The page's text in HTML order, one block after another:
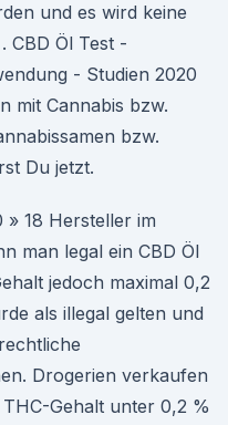
und es wird keine
CBD Öl Test -
- Studien 2020
mit Cannabis bzw.
bzw.
Du jetzt.
» 18 Hersteller im
man legal ein CBD Öl
jedoch maximal 0,2
als illegal gelten und
Drogerien verkaufen
Gehalt unter 0,2 %